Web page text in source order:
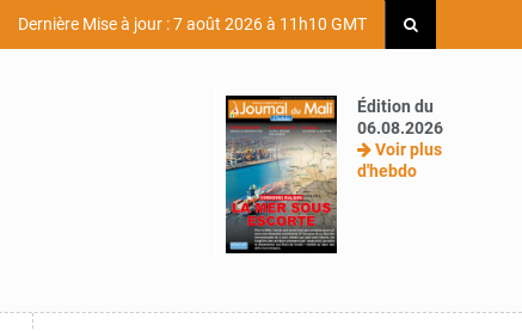
Dernière Mise à jour : 7 août 2026 à 11h10 GMT
Édition du
06.08.2026
Voir plus
d'hebdo